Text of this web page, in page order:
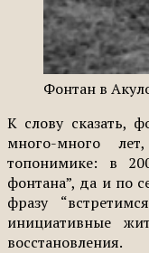
Фонтан в
К слову сказать,
много-много
топонимике: в
фонтана”, да и по
фразу
инициативные
восстановления.